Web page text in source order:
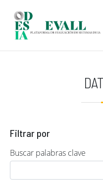
Filtrar por
Buscar palabras clave